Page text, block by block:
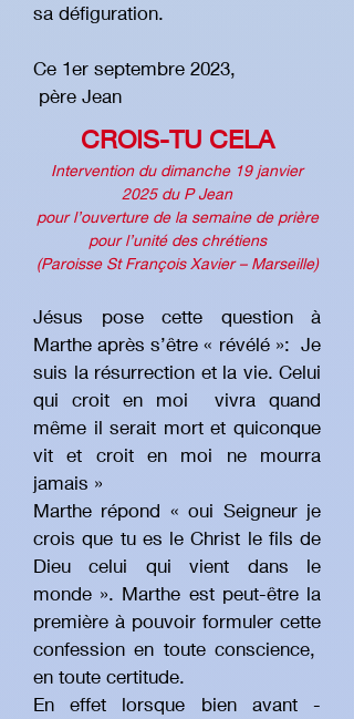
sa défiguration.
Ce 1er septembre 2023,
père Jean
CROIS-TU CELA
Intervention du dimanche 19 janvier
2025 du P Jean
pour l’ouverture de la semaine de prière
pour l’unité des chrétiens
(Paroisse St François Xavier – Marseille)
Jésus pose cette question à
Marthe après s’être « révélé »: Je
suis la résurrection et la vie. Celui
qui croit en moi vivra quand
même il serait mort et quiconque
vit et croit en moi ne mourra
jamais »
Marthe répond « oui Seigneur je
crois que tu es le Christ le fils de
Dieu celui qui vient dans le
monde ». Marthe est peut-être la
première à pouvoir formuler cette
confession en toute conscience,
en toute certitude.
En effet lorsque bien avant -